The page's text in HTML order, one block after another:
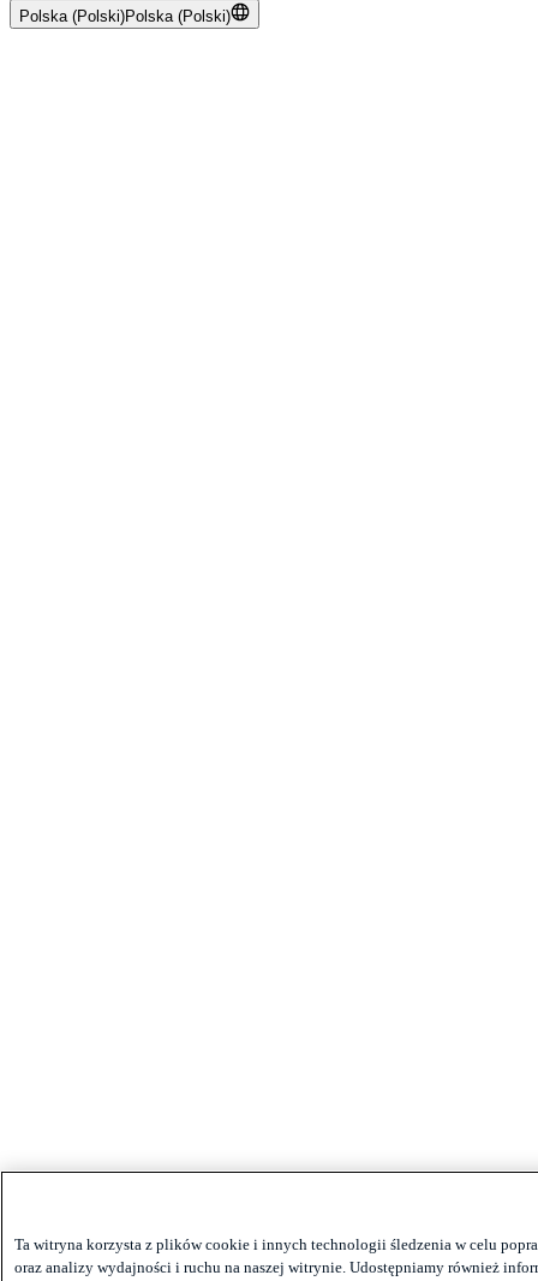
Polska (Polski)Polska (Polski)
Ta witryna korzysta z plików cookie i innych technologii śledzenia w celu
oraz analizy wydajności i ruchu na naszej witrynie. Udostępniamy również